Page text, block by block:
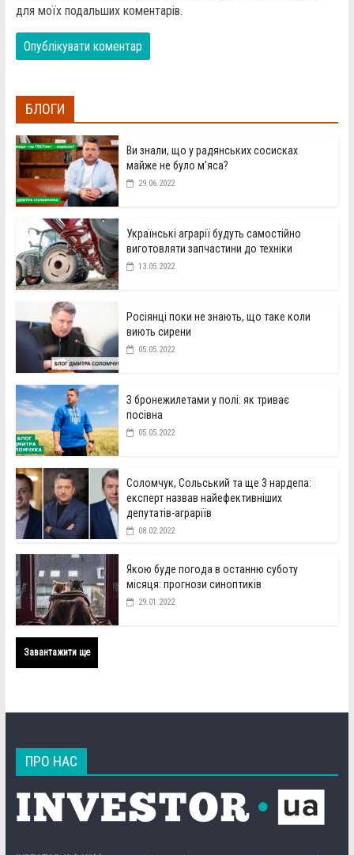
для моїх подальших коментарів.
БЛОГИ
Ви знали, що у радянських сосисках
майже не було м’яса?
29.06.2022
Українські аграрії будуть самостійно
виготовляти запчастини до техніки
13.05.2022
Росіянці поки не знають, що таке коли
виють сирени
05.05.2022
З бронежилетами у полі: як триває
посівна
05.05.2022
Соломчук, Сольський та ще 3 нардепа:
експерт назвав найефективніших
депутатів-аграріїв
08.02.2022
Якою буде погода в останню суботу
місяця: прогнози синоптиків
29.01.2022
Завантажити ще
ПРО НАС